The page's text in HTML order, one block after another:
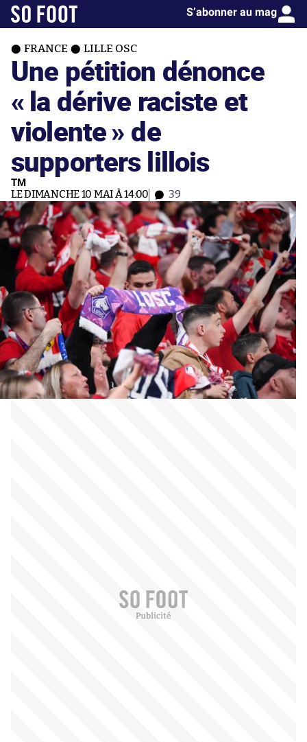
S’abonner au mag
FRANCE LILLE OSC
Une pétition dénonce
« la dérive raciste et
violente » de
supporters lillois
TM
LE DIMANCHE 10 MAI À 14:00 39